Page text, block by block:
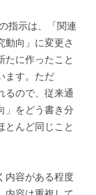
指示は、「関連
動向」に変更さ
に作ったこと
ます。ただ
るので、従来通
」をどう書き分
とんど同じこと
内容がある程度